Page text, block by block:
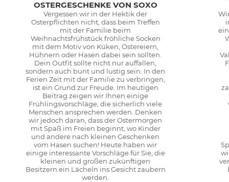
OSTERGESCHENKE VON SOXO
Vergessen wir in der Hektik der
Osterpflichten nicht, dass beim Treffen
mit der Familie beim
Weihnachtsfrühstück fröhliche Socken
mit dem Motiv von Küken, Ostereiern,
Hühnern oder Hasen dabei sein sollten.
Dein Outfit sollte nicht nur auffallen,
sondern auch bunt und lustig sein. In den
Ferien Zeit mit der Familie zu verbringen,
ist ein Grund zur Freude. Im heutigen
Beitrag zeigen wir Ihnen einige
Frühlingsvorschläge, die sicherlich viele
Menschen ansprechen werden. Denken
wir jedoch daran, dass der Ostermorgen
mit Spaß im Freien beginnt, wo Kinder
und andere nach kleinen Geschenken
vom Hasen suchen! Heute haben wir
einige interessante Vorschläge für Sie, die
kleinen und großen zukünftigen
Besitzern ein Lächeln ins Gesicht zaubern
werden.